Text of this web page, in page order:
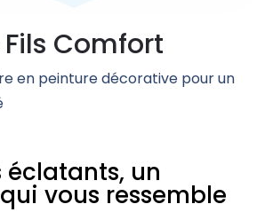
Comfort
en peinture décorative pour un
éclatants, un
vous ressemble